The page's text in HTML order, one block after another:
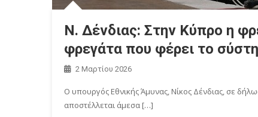
Ν. Δένδιας: Στην Κύπρο η
φρεγάτα που φέρει το
2 Μαρτίου 2026
Ο υπουργός Εθνικής Άμυνας, Νίκος Δένδιας, σε
αποστέλλεται άμεσα […]